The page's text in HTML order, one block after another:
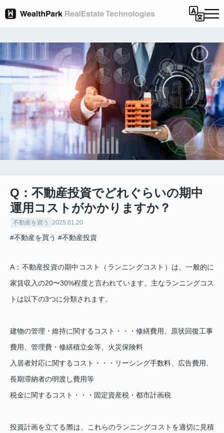
Q：不動産投資でどれぐらいの期中
運用コストがかかりますか？
不動産を買う 2025.01.20
#不動産を買う #不動産投資
A ：不動産投資の期中コスト（ランニングコスト）は、一般的に
家賃収入の20〜30%程度と言われています。主なランニングコス
トは以下の3つに分類されます。
建物の管理・維持に関するコスト・・・修繕費用、原状回復工事
費用、管理費・修繕積立金等、火災保険料
入居者対応に関するコスト・・・リーシング手数料、広告費用、
長期滞納者の明渡し費用等
税金に関するコスト・・・固定資産税・都市計画税
投資計画を立てる際は、これらのランニングコストを適切に見積